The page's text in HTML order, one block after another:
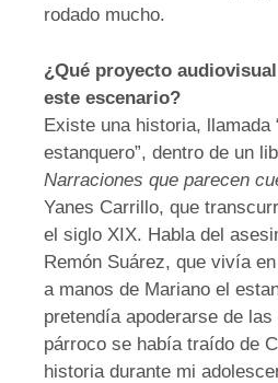
rodado mucho.
¿Qué proyecto
este escenario?
Existe una historia, llamada
estanquero”, dentro de un
Narraciones que parecen
Yanes Carrillo, que
el siglo XIX. Habla del
Remón Suárez, que vivía
a manos de Mariano el
pretendía apoderarse de las
párroco se había traído de
historia durante mi